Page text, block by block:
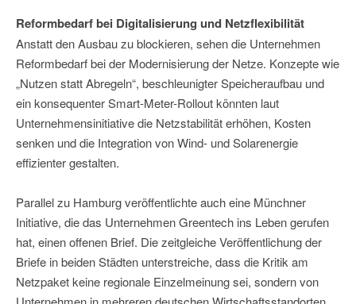
Reformbedarf bei Digitalisierung und Netzflexibilität
Anstatt den Ausbau zu blockieren, sehen die Unternehmen
Reformbedarf bei der Modernisierung der Netze. Konzepte wie
„Nutzen statt Abregeln“, beschleunigter Speicheraufbau und
ein konsequenter Smart-Meter-Rollout könnten laut
Unternehmensinitiative die Netzstabilität erhöhen, Kosten
senken und die Integration von Wind- und Solarenergie
effizienter gestalten.
Parallel zu Hamburg veröffentlichte auch eine Münchner
Initiative, die das Unternehmen Greentech ins Leben gerufen
hat, einen offenen Brief. Die zeitgleiche Veröffentlichung der
Briefe in beiden Städten unterstreiche, dass die Kritik am
Netzpaket keine regionale Einzelmeinung sei, sondern von